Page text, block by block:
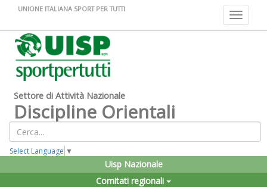
Toggle
UNIONE ITALIANA SPORT PER TUTTI
Settore di Attività Nazionale
Discipline Orientali
Select Language ▼
Uisp Nazionale
Comitati regionali